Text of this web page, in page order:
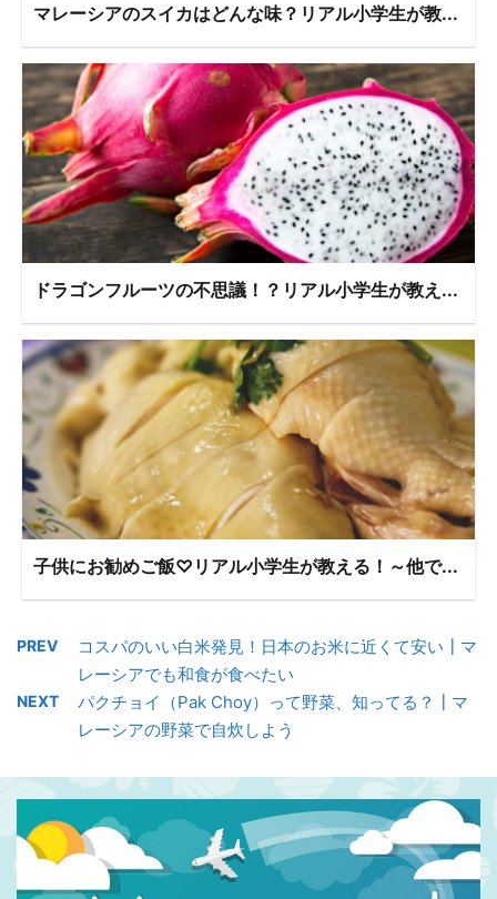
マレーシアのスイカはどんな味？リアル小学生が教...
ドラゴンフルーツの不思議！？リアル小学生が教え...
子供にお勧めご飯♡リアル小学生が教える！～他で...
PREV
コスパのいい白米発見！日本のお米に近くて安い┃マ
レーシアでも和食が食べたい
NEXT
パクチョイ（Pak Choy）って野菜、知ってる？┃マ
レーシアの野菜で自炊しよう